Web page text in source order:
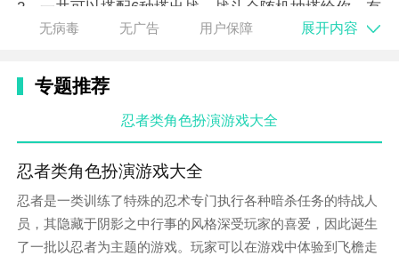
2、一共可以搭配6种塔出战，战斗会随机抽塔给你，有
点发牌员意思，所以虽然只有六张牌也需要卡组构筑。
且因为随机发牌，你不用这座塔，就不能用下一座，很
可能最后就是放的乱七八糟，BOSS会让所有塔降一
级，一级塔消失，对手技能或许可以帮你拔塔，你的技
能也可以拔自己塔。
4、说到技能，一共六个角色，当前阶段全员解锁，每
个角色有不同的体系，大家可以自行摸索，有全部技能
无病毒 无广告 用户保障 展开内容
专题推荐
忍者类角色扮演游戏大全
忍者类角色扮演游戏大全
忍者是一类训练了特殊的忍术专门执行各种暗杀任务的特战人
员，其隐藏于阴影之中行事的风格深受玩家的喜爱，因此诞生
了一批以忍者为主题的游戏。玩家可以在游戏中体验到飞檐走